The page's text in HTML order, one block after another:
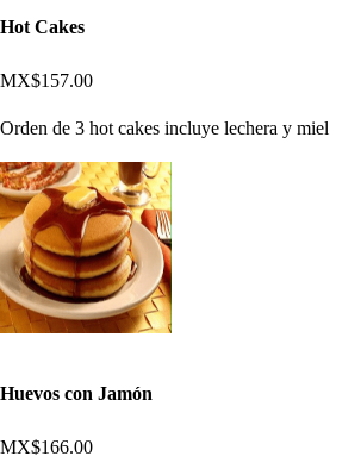
Hot Cakes
MX$157.00
Orden de 3 hot cakes incluye lechera y miel
Huevos con Jamón
MX$166.00